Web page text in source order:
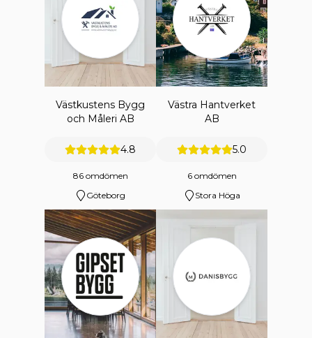
Västkustens Bygg
och Måleri AB
4.8
86 omdömen
Göteborg
Västra Hantverket
AB
5.0
6 omdömen
Stora Höga